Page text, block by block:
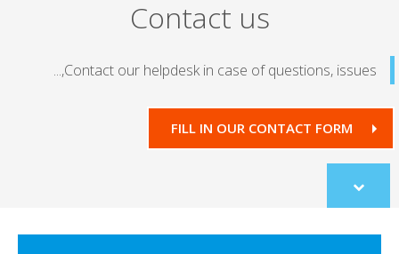
Contact us
Contact our helpdesk in case of questions,
FILL IN OUR CONTACT FORM
Scroll
to